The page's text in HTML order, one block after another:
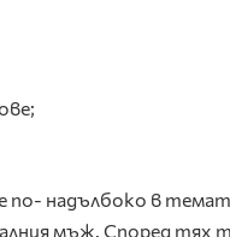
надълбоко в
мъж. Според тях